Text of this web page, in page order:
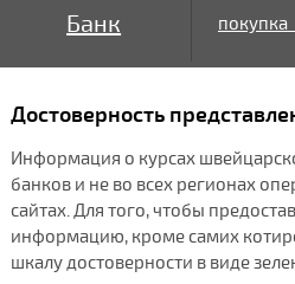
Банк покупка
Достоверность
Информация о курсах
банков и не во всех регионах
сайтах. Для того, чтобы
информацию, кроме самих
шкалу достоверности в виде